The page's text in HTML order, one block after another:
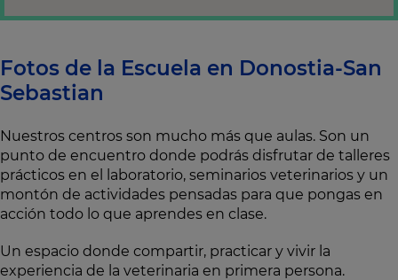
Fotos de la Escuela en Donostia-San
Sebastian
Nuestros centros son mucho más que aulas. Son un
punto de encuentro donde podrás disfrutar de talleres
prácticos en el laboratorio, seminarios veterinarios y un
montón de actividades pensadas para que pongas en
acción todo lo que aprendes en clase.
Un espacio donde compartir, practicar y vivir la
experiencia de la veterinaria en primera persona.